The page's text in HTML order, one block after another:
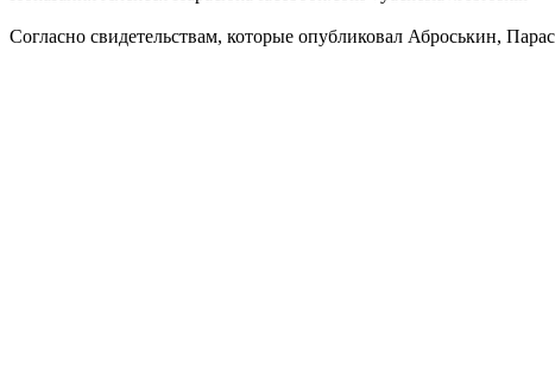
Согласно свидетельствам, которые опубликовал Аброськин,